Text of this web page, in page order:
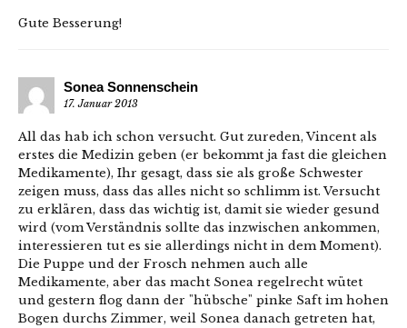
Gute Besserung!
Sonea Sonnenschein
17. Januar 2013
All das hab ich schon versucht. Gut zureden, Vincent als
erstes die Medizin geben (er bekommt ja fast die gleichen
Medikamente), Ihr gesagt, dass sie als große Schwester
zeigen muss, dass das alles nicht so schlimm ist. Versucht
zu erklären, dass das wichtig ist, damit sie wieder gesund
wird (vom Verständnis sollte das inzwischen ankommen,
interessieren tut es sie allerdings nicht in dem Moment).
Die Puppe und der Frosch nehmen auch alle
Medikamente, aber das macht Sonea regelrecht wütet
und gestern flog dann der "hübsche" pinke Saft im hohen
Bogen durchs Zimmer, weil Sonea danach getreten hat,